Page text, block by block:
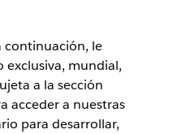
continuación, le
exclusiva, mundial,
a la sección
acceder a nuestras
para desarrollar,